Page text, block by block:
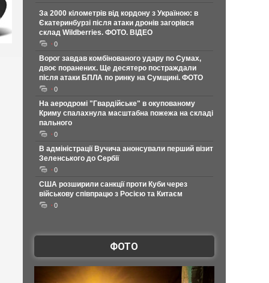
За 2000 кілометрів від кордону з Україною: в
Єкатеринбурзі після атаки дронів загорівся
склад Wildberries. ФОТО. ВІДЕО
0
Ворог завдав комбінованого удару по Сумах,
двоє поранених. Ще десятеро постраждали
після атаки БПЛА по ринку на Сумщині. ФОТО
0
На аеродромі "Гвардійське" в окупованому
Криму спалахнула масштабна пожежа на складі
пального
0
В адміністрації Вучича анонсували перший візит
Зеленського до Сербії
0
США розширили санкції проти Куби через
військову співпрацю з Росією та Китаєм
0
ФОТО